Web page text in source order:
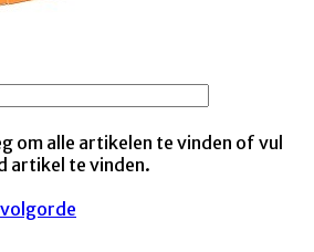
om alle artikelen te vinden of vul
artikel te vinden.